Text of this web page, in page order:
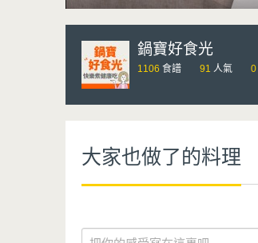
鍋寶好食光
1106 食譜 91 人氣 0
大家也做了的料理